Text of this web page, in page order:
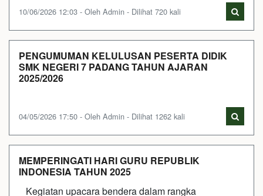
10/06/2026 12:03 - Oleh Admin - Dilihat 720 kali
PENGUMUMAN KELULUSAN PESERTA DIDIK
SMK NEGERI 7 PADANG TAHUN AJARAN
2025/2026
04/05/2026 17:50 - Oleh Admin - Dilihat 1262 kali
MEMPERINGATI HARI GURU REPUBLIK
INDONESIA TAHUN 2025
Kegiatan upacara bendera dalam rangka